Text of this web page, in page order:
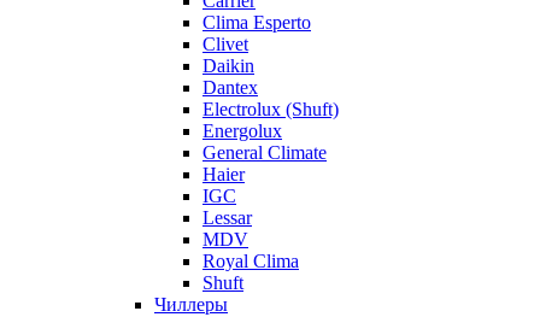
Clima Esperto
Clivet
Daikin
Dantex
Electrolux (Shuft)
Energolux
General Climate
Haier
IGC
Lessar
MDV
Royal Clima
Shuft
Чиллеры